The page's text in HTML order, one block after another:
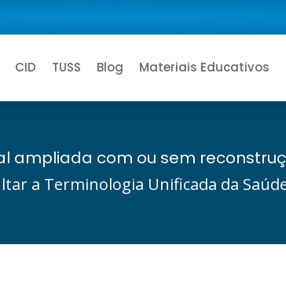
CID TUSS Blog Materiais Educativos
ampliada com ou sem
a Terminologia Unificada da